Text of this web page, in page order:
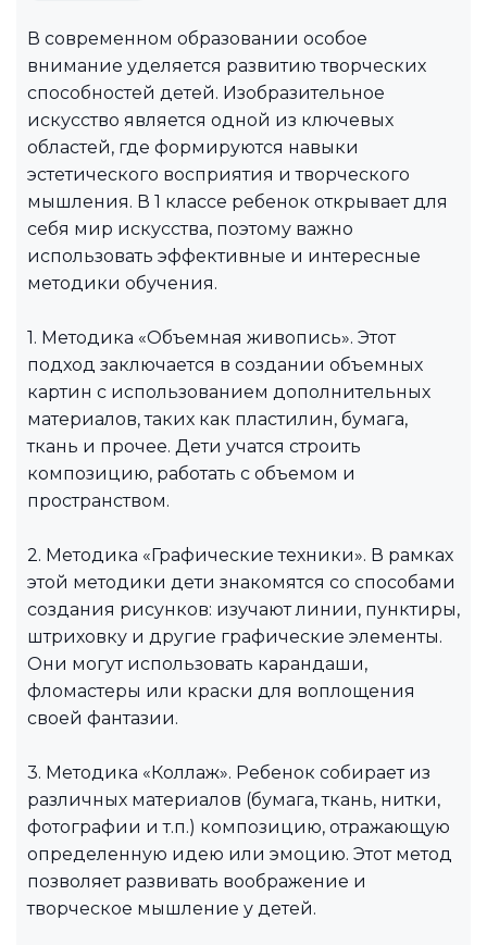
В современном образовании особое
внимание уделяется развитию творческих
способностей детей. Изобразительное
искусство является одной из ключевых
областей, где формируются навыки
эстетического восприятия и творческого
мышления. В 1 классе ребенок открывает для
себя мир искусства, поэтому важно
использовать эффективные и интересные
методики обучения.
1. Методика «Объемная живопись». Этот
подход заключается в создании объемных
картин с использованием дополнительных
материалов, таких как пластилин, бумага,
ткань и прочее. Дети учатся строить
композицию, работать с объемом и
пространством.
2. Методика «Графические техники». В рамках
этой методики дети знакомятся со способами
создания рисунков: изучают линии, пунктиры,
штриховку и другие графические элементы.
Они могут использовать карандаши,
фломастеры или краски для воплощения
своей фантазии.
3. Методика «Коллаж». Ребенок собирает из
различных материалов (бумага, ткань, нитки,
фотографии и т.п.) композицию, отражающую
определенную идею или эмоцию. Этот метод
позволяет развивать воображение и
творческое мышление у детей.